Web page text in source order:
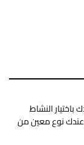
النشاط
نوع معين من